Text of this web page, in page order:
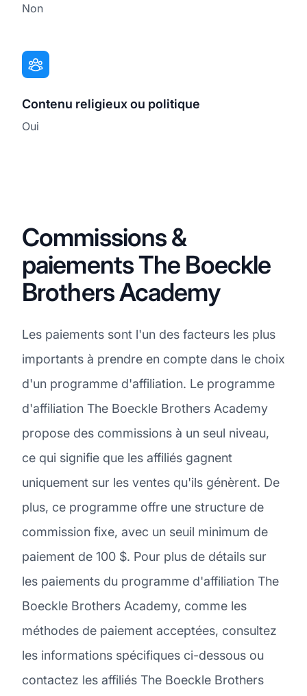
Non
Contenu religieux ou politique
Oui
Commissions &
paiements The Boeckle
Brothers Academy
Les paiements sont l'un des facteurs les plus
importants à prendre en compte dans le choix
d'un programme d'affiliation. Le programme
d'affiliation The Boeckle Brothers Academy
propose des commissions à un seul niveau,
ce qui signifie que les affiliés gagnent
uniquement sur les ventes qu'ils génèrent. De
plus, ce programme offre une structure de
commission fixe, avec un seuil minimum de
paiement de 100 $. Pour plus de détails sur
les paiements du programme d'affiliation The
Boeckle Brothers Academy, comme les
méthodes de paiement acceptées, consultez
les informations spécifiques ci-dessous ou
contactez les affiliés The Boeckle Brothers